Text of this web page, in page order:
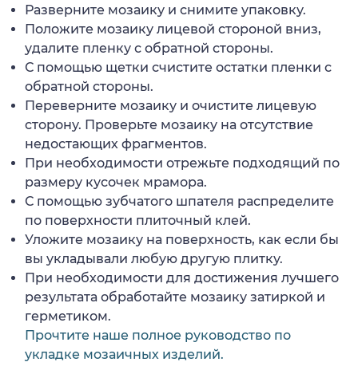
Разверните мозаику и снимите упаковку.
Положите мозаику лицевой стороной вниз,
удалите пленку с обратной стороны.
С помощью щетки счистите остатки пленки с
обратной стороны.
Переверните мозаику и очистите лицевую
сторону. Проверьте мозаику на отсутствие
недостающих фрагментов.
При необходимости отрежьте подходящий по
размеру кусочек мрамора.
С помощью зубчатого шпателя распределите
по поверхности плиточный клей.
Уложите мозаику на поверхность, как если бы
вы укладывали любую другую плитку.
При необходимости для достижения лучшего
результата обработайте мозаику затиркой и
герметиком.
Прочтите наше полное руководство по
укладке мозаичных изделий.